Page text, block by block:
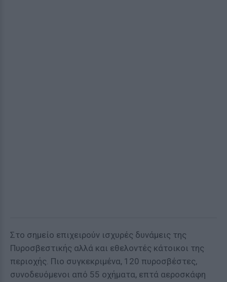
Στο σημείο επιχειρούν ισχυρές δυνάμεις της
Πυροσβεστικής αλλά και εθελοντές κάτοικοι της
περιοχής. Πιο συγκεκριμένα, 120 πυροσβέστες,
συνοδευόμενοι από 55 οχήματα, επτά αεροσκάφη